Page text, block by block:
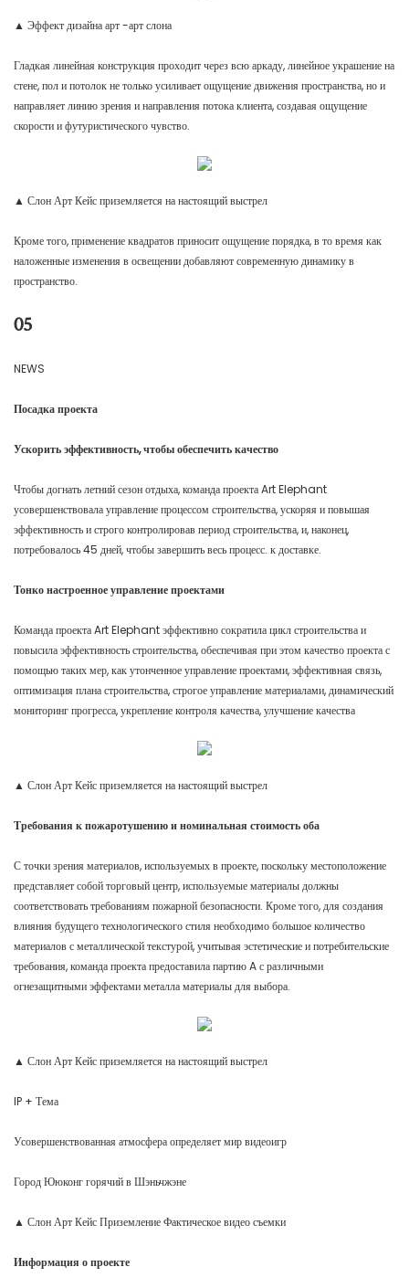
▲ Эффект дизайна арт -арт слона
Гладкая линейная конструкция проходит через всю аркаду, линейное украшение на
стене, пол и потолок не только усиливает ощущение движения пространства, но и
направляет линию зрения и направления потока клиента, создавая ощущение
скорости и футуристического чувство.
▲ Слон Арт Кейс приземляется на настоящий выстрел
Кроме того, применение квадратов приносит ощущение порядка, в то время как
наложенные изменения в освещении добавляют современную динамику в
пространство.
05
NEWS
Посадка проекта
Ускорить эффективность, чтобы обеспечить качество
Чтобы догнать летний сезон отдыха, команда проекта Art Elephant
усовершенствовала управление процессом строительства, ускоряя и повышая
эффективность и строго контролировав период строительства, и, наконец,
потребовалось 45 дней, чтобы завершить весь процесс. к доставке.
Тонко настроенное управление проектами
Команда проекта Art Elephant эффективно сократила цикл строительства и
повысила эффективность строительства, обеспечивая при этом качество проекта с
помощью таких мер, как утонченное управление проектами, эффективная связь,
оптимизация плана строительства, строгое управление материалами, динамический
мониторинг прогресса, укрепление контроля качества, улучшение качества
▲ Слон Арт Кейс приземляется на настоящий выстрел
Требования к пожаротушению и номинальная стоимость оба
С точки зрения материалов, используемых в проекте, поскольку местоположение
представляет собой торговый центр, используемые материалы должны
соответствовать требованиям пожарной безопасности. Кроме того, для создания
влияния будущего технологического стиля необходимо большое количество
материалов с металлической текстурой, учитывая эстетические и потребительские
требования, команда проекта предоставила партию A с различными
огнезащитными эффектами металла материалы для выбора.
▲ Слон Арт Кейс приземляется на настоящий выстрел
IP + Тема
Усовершенствованная атмосфера определяет мир видеоигр
Город Ююконг горячий в Шэньчжэне
▲ Слон Арт Кейс Приземление Фактическое видео съемки
Информация о проекте